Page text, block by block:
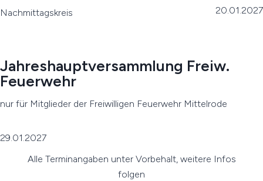
Nachmittagskreis 20.01.2027
Jahreshauptversammlung Freiw.
Feuerwehr
nur für Mitglieder der Freiwilligen Feuerwehr Mittelrode
29.01.2027
Alle Terminangaben unter Vorbehalt, weitere Infos
folgen